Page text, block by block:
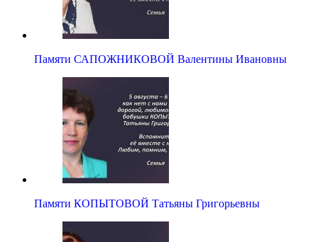
Памяти САПОЖНИКОВОЙ Валентины Ивановны
Памяти КОПЫТОВОЙ Татьяны Григорьевны